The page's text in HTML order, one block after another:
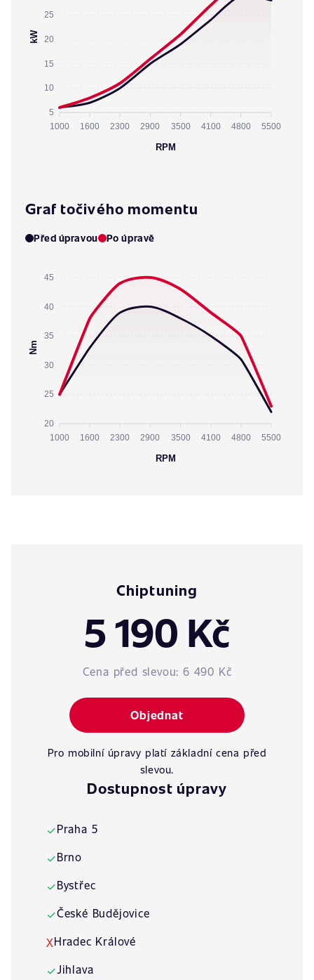
25
20
15
10
5
kW
1000 1600 2300 2900 3500 4100 4800 5500
RPM
Graf točivého momentu
Před úpravou Po úpravě
45
40
35
30
25
20
Nm
1000 1600 2300 2900 3500 4100 4800 5500
RPM
Chiptuning
5 190 Kč
Cena před slevou: 6 490 Kč
Objednat
Pro mobilní úpravy platí základní cena před
slevou.
Dostupnost úpravy
✓Praha 5
✓Brno
✓Bystřec
✓České Budějovice
XHradec Králové
✓Jihlava